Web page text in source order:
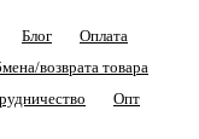
Блог
Оплата
возврата товара
Опт